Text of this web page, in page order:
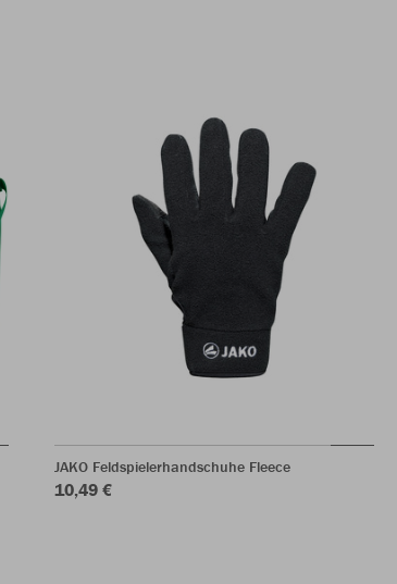
JAKO Feldspielerhandschuhe Fleece
10,49 €